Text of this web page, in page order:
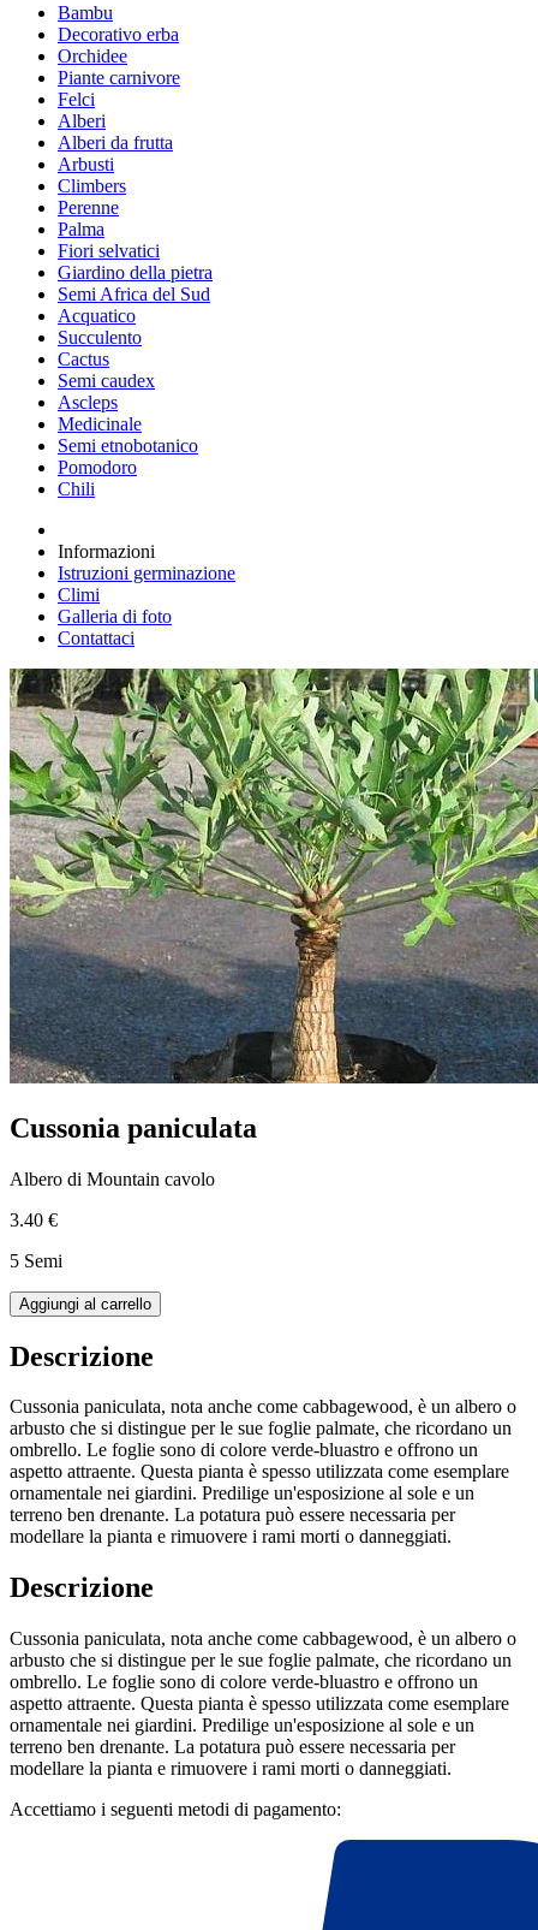
Bambu
Decorativo erba
Orchidee
Piante carnivore
Felci
Alberi
Alberi da frutta
Arbusti
Climbers
Perenne
Palma
Fiori selvatici
Giardino della pietra
Semi Africa del Sud
Acquatico
Succulento
Cactus
Semi caudex
Ascleps
Medicinale
Semi etnobotanico
Pomodoro
Chili
Informazioni
Istruzioni germinazione
Climi
Galleria di foto
Contattaci
Cussonia paniculata
Albero di Mountain cavolo
3.40 €
5 Semi
Aggiungi al carrello
Descrizione
Cussonia paniculata, nota anche come cabbagewood, è un albero o
arbusto che si distingue per le sue foglie palmate, che ricordano un
ombrello. Le foglie sono di colore verde-bluastro e offrono un
aspetto attraente. Questa pianta è spesso utilizzata come esemplare
ornamentale nei giardini. Predilige un'esposizione al sole e un
terreno ben drenante. La potatura può essere necessaria per
modellare la pianta e rimuovere i rami morti o danneggiati.
Descrizione
Cussonia paniculata, nota anche come cabbagewood, è un albero o
arbusto che si distingue per le sue foglie palmate, che ricordano un
ombrello. Le foglie sono di colore verde-bluastro e offrono un
aspetto attraente. Questa pianta è spesso utilizzata come esemplare
ornamentale nei giardini. Predilige un'esposizione al sole e un
terreno ben drenante. La potatura può essere necessaria per
modellare la pianta e rimuovere i rami morti o danneggiati.
Accettiamo i seguenti metodi di pagamento: